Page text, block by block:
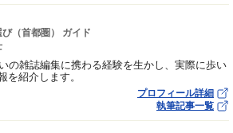
（首都圏） ガイド
の雑誌編集に携わる経験を生かし、実際に歩い
を紹介します。
プロフィール詳細
執筆記事一覧